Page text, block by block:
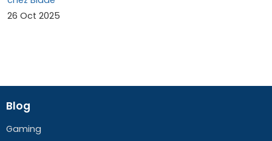
26 Oct 2025
Blog
Gaming